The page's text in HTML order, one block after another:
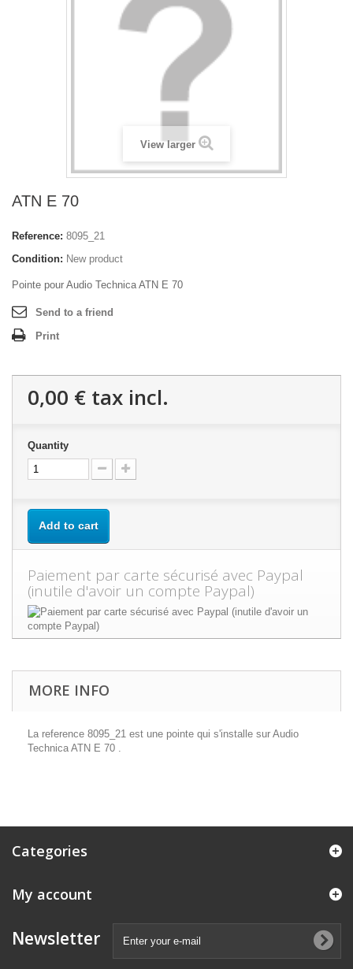
View larger
ATN E 70
Reference: 8095_21
Condition: New product
Pointe pour Audio Technica ATN E 70
Send to a friend
Print
0,00 € tax incl.
Quantity
Add to cart
Paiement par carte sécurisé avec Paypal
(inutile d'avoir un compte Paypal)
MORE INFO
La reference 8095_21 est une pointe qui s'installe sur Audio
Technica ATN E 70 .
Categories
My account
Newsletter